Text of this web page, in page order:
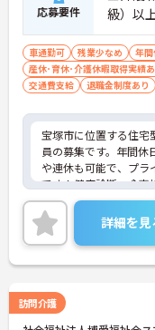
応募要件
級）以
車通勤可 残業少なめ 年
産休･育休･介護休暇取得実績
交通費支給
退職金制度あり
宝塚市に位置する住宅
員の募集です。年間
や連休も可能で、プラ
です！健康診断・食事
福利厚生も充実してい
職場でとなっておりま
ントをお伝えしますの
い。
詳細を見
訪問介護